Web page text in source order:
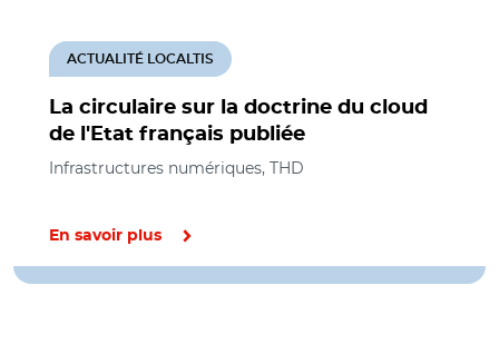
La circulaire sur la doctrine du cloud
de l'Etat français publiée
ACTUALITÉ LOCALTIS
Infrastructures numériques, THD
En savoir plus